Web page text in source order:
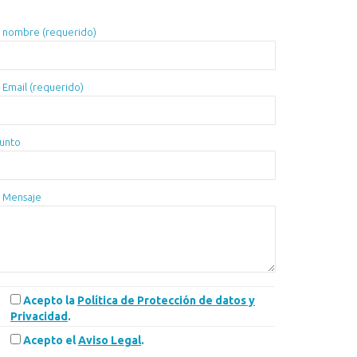
nombre (requerido)
Email (requerido)
Mensaje
Acepto la Política de Protección de datos y
Privacidad .
Acepto elAviso Legal.